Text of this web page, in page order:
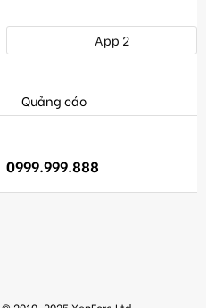
App 2
Quảng cáo
0999.999.888